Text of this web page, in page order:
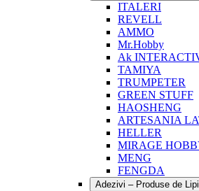
ITALERI
REVELL
AMMO
Mr.Hobby
Ak
TAMIYA
TRUMPETER
GREEN STUFF
HAOSHENG
ARTESANIA
HELLER
MIRAGE
MENG
FENGDA
Adezivi – Produse de